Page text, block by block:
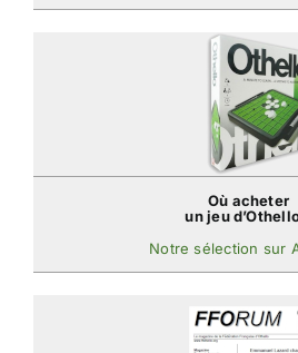
Où acheter
un jeu
Notre sélection sur